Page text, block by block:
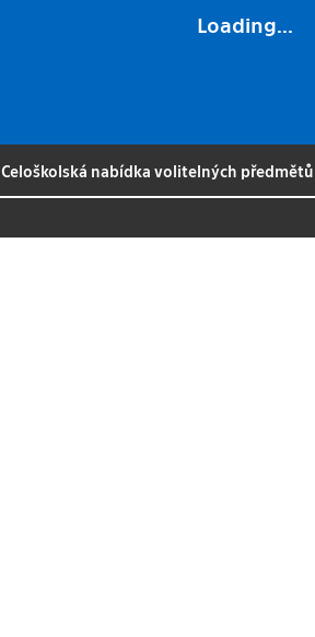
Loading...
|Celoškolská nabídka volitelných předmětů